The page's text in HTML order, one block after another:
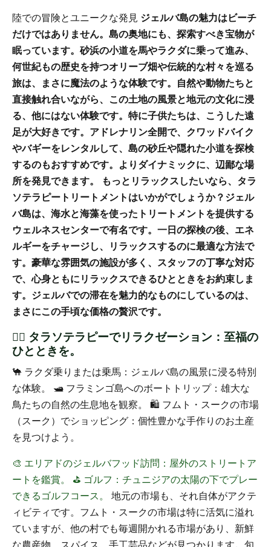
陸での冒険とユニークな発見 ジェルバ島の魅力はビーチ
だけではありません。島の奥地にも、探索すべき宝物が
眠っています。砂浜の小道を馬やラクダに乗って進み、
何世紀もの歴史を持つオリーブ畑や伝統的な村々を巡る
旅は、まさに魔法のような体験です。自然や動物たちと
直接触れ合いながら、この土地の風景と地元の文化に浸
る、他にはない体験です。特に子供たちは、こうした遠
足が大好きです。アドレナリン全開で、クワッドバイク
やバギーをレンタルして、島の砂丘や隠れた小道を探検
するのもおすすめです。よりダイナミックに、辺鄙な場
所を発見できます。
もっとリラックスしたいなら、タラ
ソテラピートリートメントはいかがでしょうか？ジェル
バ島は、海水と海藻を使ったトリートメントを提供する
ウェルネスセンターで有名です。一日の探検の後、エネ
ルギーをチャージし、リラックスするのに最適な方法で
す。豪華な雰囲気の施設が多く、スタッフの丁寧な対応
で、心身ともにリラックスできるひとときをお約束しま
す。ジェルバでの滞在を魅力的なものにしているのは、
まさにこの手頃な価格の贅沢です。
🧘‍♀️ タラソテラピーでリラクゼーション：至福の
ひとときを。
🐪 ラクダ乗りまたは乗馬：ジェルバ島の風景に浸る特別
な体験。 🛥️ フラミンゴ島へのボートトリップ：雄大な
鳥たちの自然の生息地を観察。 🛍️ フムト・スークの市場
（スーク）でショッピング：個性豊かな手作りのお土産
を見つけよう。
🎨 エリアドのジェルバフッド訪問：屋外のストリートア
ートを鑑賞。
⛳ ゴルフ：チュニジアの太陽の下でプレー
できるゴルフコース。
地元の市場も、それ自体がアクテ
ィビティです。フムト・スークの市場は特に活気に溢れ
ていますが、他の村でも毎週開かれる市場があり、新鮮